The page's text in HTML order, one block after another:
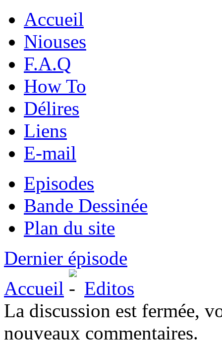
Accueil
Niouses
F.A.Q
How To
Délires
Liens
E-mail
Episodes
Bande Dessinée
Plan du site
Dernier épisode
Accueil
Editos
La discussion est fermée,
nouveaux commentaires.